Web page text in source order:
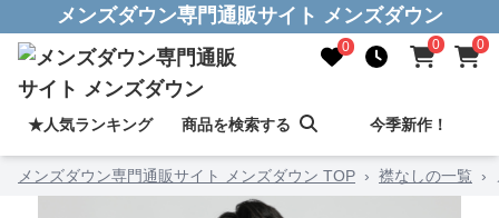
メンズダウン専門通販サイト メンズダウン
0 0 0
★人気ランキング 商品を検索する 今季新作！
メンズダウン専門通販サイト メンズダウン TOP › 襟なしの一覧 ›